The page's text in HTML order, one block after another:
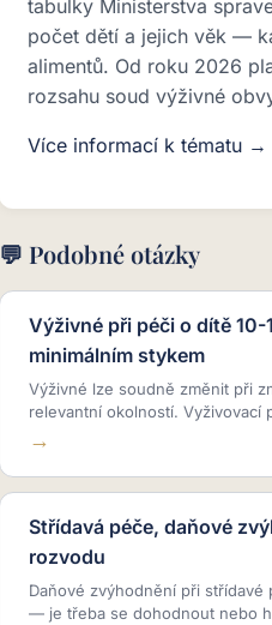
tabulky Ministerstva
počet dětí a jejich věk —
alimentů. Od roku 2026
rozsahu soud výživné
Více informací k tématu →
💬 Podobné otázky
Výživné při péči o dítě
minimálním stykem
Výživné lze soudně změnit při
relevantní okolností. Vyživovací
Střídavá péče, daňové
rozvodu
Daňové zvýhodnění při
— je třeba se dohodnout nebo